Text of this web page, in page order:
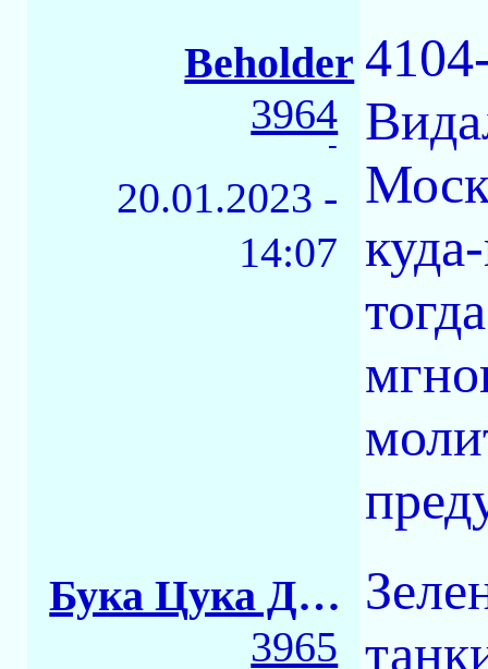
Beholder
3964
-
20.01.2023 -
14:07
Бука Цука Димка
3965